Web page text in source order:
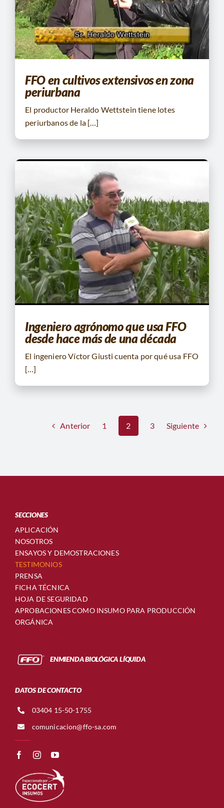
FFO en cultivos extensivos en zona
periurbana
El productor Heraldo Wettstein tiene lotes
periurbanos de la […]
Ingeniero agrónomo que usa FFO
desde hace más de una década
El ingeniero Víctor Giusti cuenta por qué usa FFO
[…]
Anterior 1 2 3 Siguiente
SECCIONES
APLICACIÓN
NOSOTROS
ENSAYOS Y DEMOSTRACIONES
TESTIMONIOS
PRENSA
FICHA TÉCNICA
HOJA DE SEGURIDAD
APROBACIONES COMO INSUMO PARA PRODUCCIÓN
ORGÁNICA
ENMIENDA BIOLÓGICA LÍQUIDA
DATOS DE CONTACTO
03404 15-50-1755
comunicacion@ffo-sa.com